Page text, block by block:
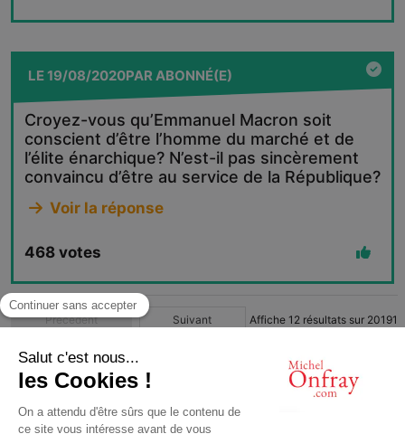
LE19/08/2020PAR ABONNÉ(E)
Croyez-vous qu’Emmanuel Macron soit
conscient d’être l’homme du marché et de
l’élite énarchique? N’est-il pas sincèrement
convaincu d’être au service de la République?
Voir la réponse
468 votes
Précédent Suivant Affiche 12 résultats sur 20191
1